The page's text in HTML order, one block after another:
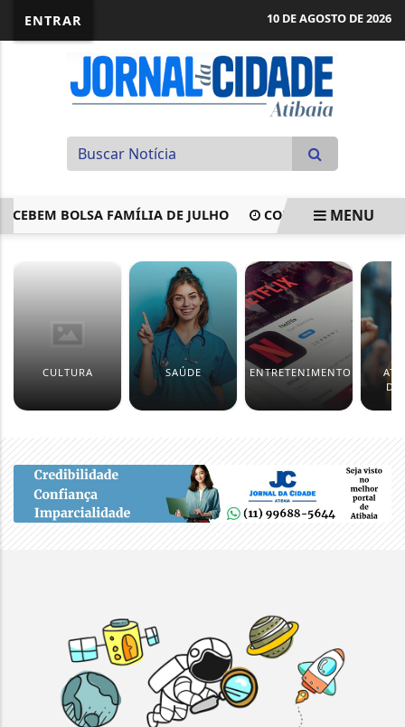
ENTRAR 10 DE AGOSTO DE 2026
BOLSA FAMÍLIA DE JULHO COMISSÃO APROVA
MENU
CULTURA SAÚDE ENTRETENIMENTO